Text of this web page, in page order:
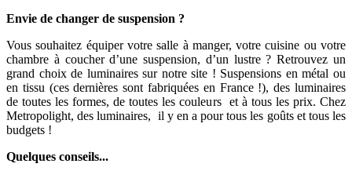
Envie de changer de suspension ?
Vous souhaitez équiper votre salle à manger, votre cuisine ou votre
chambre à coucher d’une suspension, d’un lustre ? Retrouvez un
grand choix de luminaires sur notre site ! Suspensions en métal ou
en tissu (ces dernières sont fabriquées en France !), des luminaires
de toutes les formes, de toutes les couleurs et à tous les prix. Chez
Metropolight, des luminaires, il y en a pour tous les goûts et tous les
budgets !
Quelques conseils...